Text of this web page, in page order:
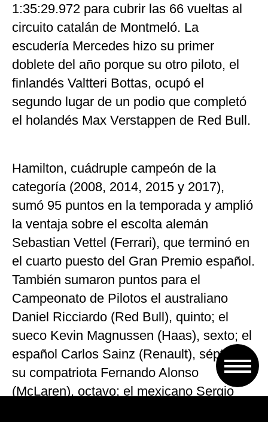
1:35:29.972 para cubrir las 66 vueltas al
circuito catalán de Montmeló. La
escudería Mercedes hizo su primer
doblete del año porque su otro piloto, el
finlandés Valtteri Bottas, ocupó el
segundo lugar de un podio que completó
el holandés Max Verstappen de Red Bull.
Hamilton, cuádruple campeón de la
categoría (2008, 2014, 2015 y 2017),
sumó 95 puntos en la temporada y amplió
la ventaja sobre el escolta alemán
Sebastian Vettel (Ferrari), que terminó en
el cuarto puesto del Gran Premio español.
También sumaron puntos para el
Campeonato de Pilotos el australiano
Daniel Ricciardo (Red Bull), quinto; el
sueco Kevin Magnussen (Haas), sexto; el
español Carlos Sainz (Renault), séptimo;
su compatriota Fernando Alonso
(McLaren), octavo; el mexicano Sergio